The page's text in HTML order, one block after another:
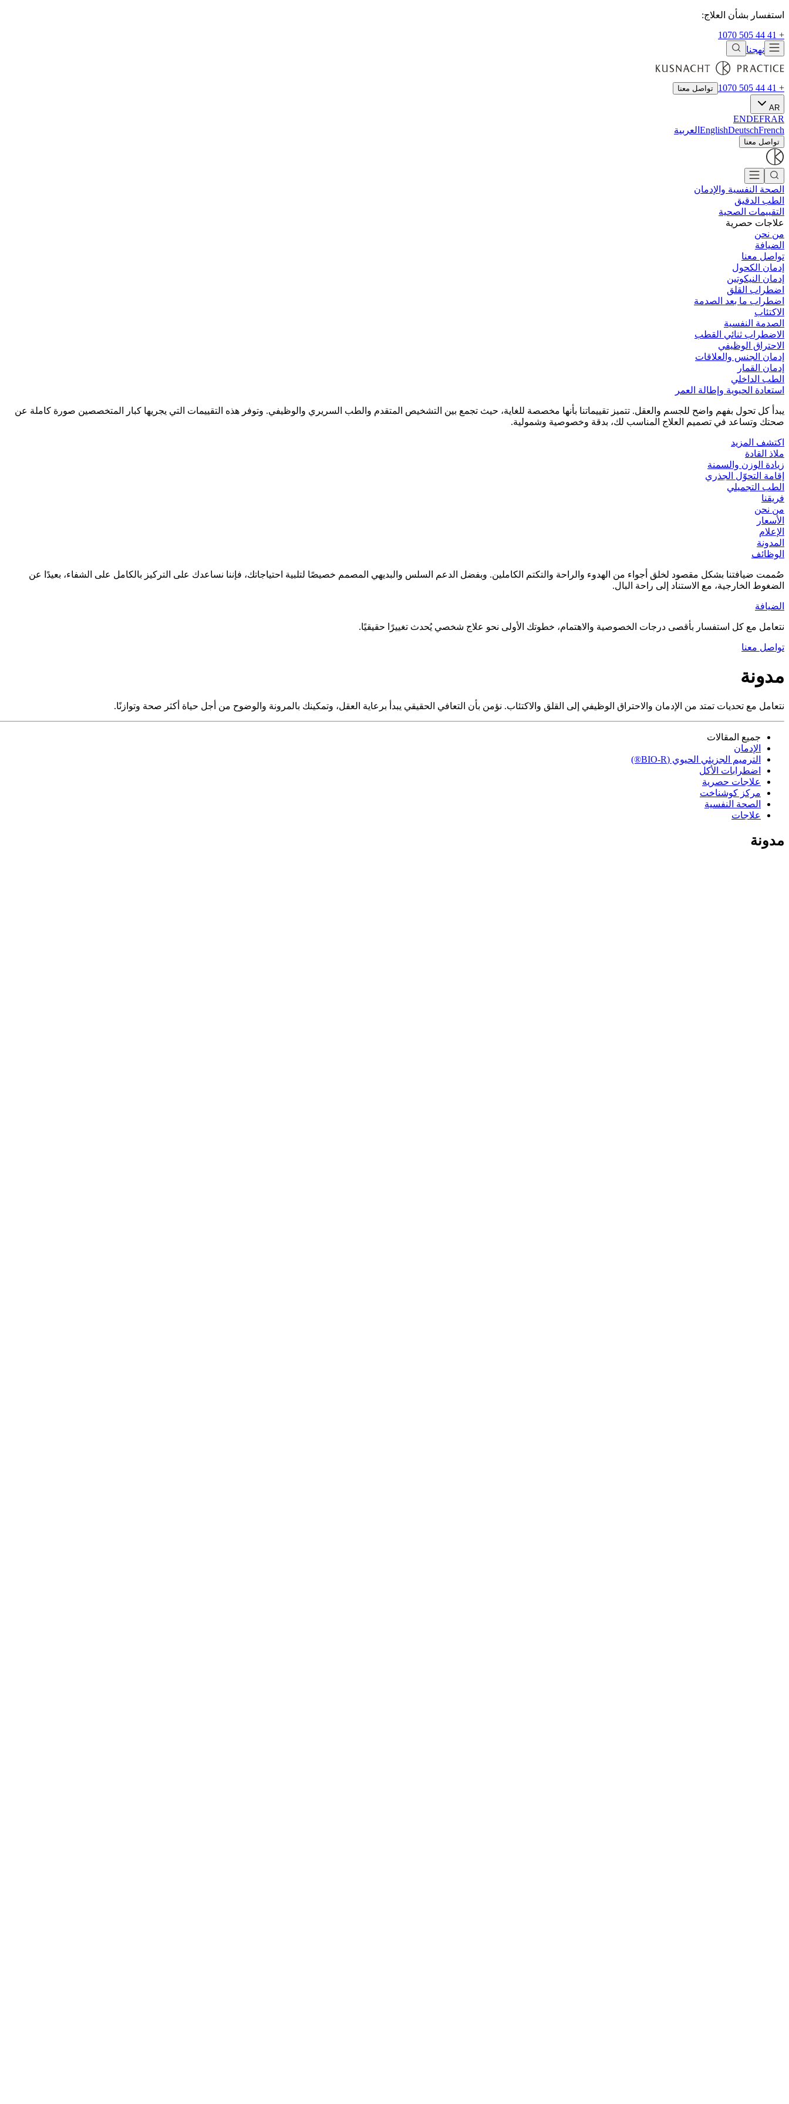
استفسار بشأن العلاج:
+ 41 44 505 1070
نهجنا
+ 41 44 505 1070 تواصل معنا
AR
ENDEFRAR
EnglishDeutschFrench العربية
تواصل معنا
الصحة النفسية والإدمان
الطب الدقيق
التقييمات الصحية
علاجات حصرية
من نحن
الضيافة
تواصل معنا
إدمان الكحول
إدمان النيكوتين
اضطراب القلق
اضطراب ما بعد الصدمة
الاكتئاب
الصدمة النفسية
الاضطراب ثنائي القطب
الاحتراق الوظيفي
إدمان الجنس والعلاقات
إدمان القمار
الطب الداخلي
استعادة الحيوية وإطالة العمر
يبدأ كل تحول بفهم واضح للجسم والعقل. تتميز تقييماتنا بأنها مخصصة للغاية، حيث تجمع بين التشخيص المتقدم والطب السريري والوظيفي. وتوفر هذه التقييمات التي يجريها كبار المتخصصين صورة كاملة عن
صحتك وتساعد في تصميم العلاج المناسب لك، بدقة وخصوصية وشمولية.
اكتشف المزيد
ملاذ القادة
زيادة الوزن والسمنة
إقامة التحوّل الجذري
الطب التجميلي
فريقنا
من نحن
الأسعار
الإعلام
المدونة
الوظائف
صُممت ضيافتنا بشكل مقصود لخلق أجواء من الهدوء والراحة والتكتم الكاملين. وبفضل الدعم السلس والبديهي المصمم خصيصًا لتلبية احتياجاتك، فإننا نساعدك على التركيز بالكامل على الشفاء، بعيدًا عن
الضغوط الخارجية، مع الاستناد إلى راحة البال.
الضيافة
نتعامل مع كل استفسار بأقصى درجات الخصوصية والاهتمام، خطوتك الأولى نحو علاج شخصي يُحدث تغييرًا حقيقيًا.
تواصل معنا
مدونة
نتعامل مع تحديات تمتد من الإدمان والاحتراق الوظيفي إلى القلق والاكتئاب. نؤمن بأن التعافي الحقيقي يبدأ برعاية العقل، وتمكينك بالمرونة والوضوح من أجل حياة أكثر صحة وتوازنًا.
جميع المقالات
الإدمان
الترميم الجزيئي الحيوي (BIO-R®)
اضطرابات الأكل
علاجات حصرية
مركز كوشناخت
الصحة النفسية
علاجات
مدونة